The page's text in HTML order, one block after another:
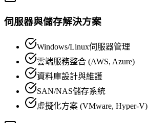
伺服器與儲存解決方案
Windows/Linux伺服器管理
雲端服務整合 (AWS, Azure)
資料庫設計與維護
SAN/NAS儲存系統
虛擬化方案 (VMware, Hyper-V)